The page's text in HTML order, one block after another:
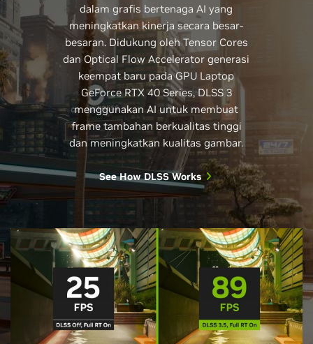
dalam grafis bertenaga AI yang
meningkatkan kinerja secara besar-
besaran. Didukung oleh Tensor Cores
dan Optical Flow Accelerator generasi
keempat baru pada GPU Laptop
GeForce RTX 40 Series, DLSS 3
menggunakan AI untuk membuat
frame tambahan berkualitas tinggi
dan meningkatkan kualitas gambar.
See How DLSS Works